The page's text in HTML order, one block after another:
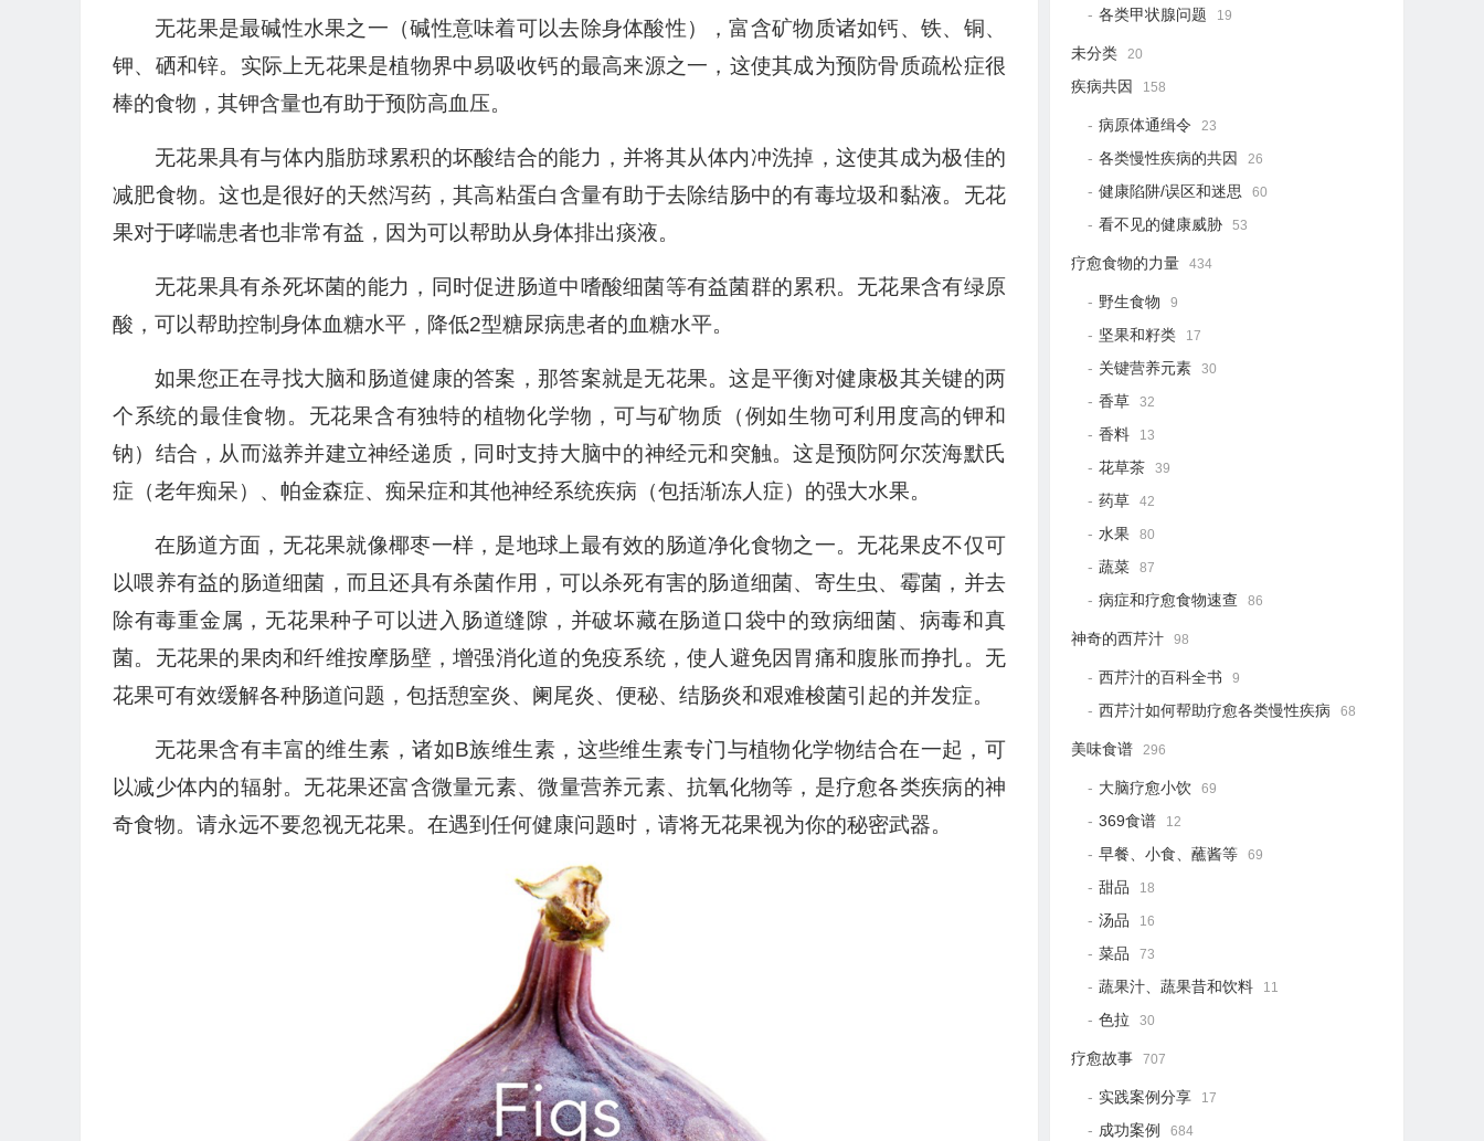
无花果是最碱性水果之一（碱性意味着可以去除身体酸性），富含矿物质诸如钙、铁、铜、
钾、硒和锌。实际上无花果是植物界中易吸收钙的最高来源之一，这使其成为预防骨质疏松症很
棒的食物，其钾含量也有助于预防高血压。
无花果具有与体内脂肪球累积的坏酸结合的能力，并将其从体内冲洗掉，这使其成为极佳的
减肥食物。这也是很好的天然泻药，其高粘蛋白含量有助于去除结肠中的有毒垃圾和黏液。无花
果对于哮喘患者也非常有益，因为可以帮助从身体排出痰液。
无花果具有杀死坏菌的能力，同时促进肠道中嗜酸细菌等有益菌群的累积。无花果含有绿原
酸，可以帮助控制身体血糖水平，降低2型糖尿病患者的血糖水平。
如果您正在寻找大脑和肠道健康的答案，那答案就是无花果。这是平衡对健康极其关键的两
个系统的最佳食物。无花果含有独特的植物化学物，可与矿物质（例如生物可利用度高的钾和
钠）结合，从而滋养并建立神经递质，同时支持大脑中的神经元和突触。这是预防阿尔茨海默氏
症（老年痴呆）、帕金森症、痴呆症和其他神经系统疾病（包括渐冻人症）的强大水果。
在肠道方面，无花果就像椰枣一样，是地球上最有效的肠道净化食物之一。无花果皮不仅可
以喂养有益的肠道细菌，而且还具有杀菌作用，可以杀死有害的肠道细菌、寄生虫、霉菌，并去
除有毒重金属，无花果种子可以进入肠道缝隙，并破坏藏在肠道口袋中的致病细菌、病毒和真
菌。无花果的果肉和纤维按摩肠壁，增强消化道的免疫系统，使人避免因胃痛和腹胀而挣扎。无
花果可有效缓解各种肠道问题，包括憩室炎、阑尾炎、便秘、结肠炎和艰难梭菌引起的并发症。
无花果含有丰富的维生素，诸如B族维生素，这些维生素专门与植物化学物结合在一起，可
以减少体内的辐射。无花果还富含微量元素、微量营养元素、抗氧化物等，是疗愈各类疾病的神
奇食物。请永远不要忽视无花果。在遇到任何健康问题时，请将无花果视为你的秘密武器。
各类甲状腺问题 19
未分类 20
疾病共因 158
病原体通缉令 23
各类慢性疾病的共因 26
健康陷阱/误区和迷思 60
看不见的健康威胁 53
疗愈食物的力量 434
野生食物 9
坚果和籽类 17
关键营养元素 30
香草 32
香料 13
花草茶 39
药草 42
水果 80
蔬菜 87
病症和疗愈食物速查 86
神奇的西芹汁 98
西芹汁的百科全书 9
西芹汁如何帮助疗愈各类慢性疾病 68
美味食谱 296
大脑疗愈小饮 69
369食谱 12
早餐、小食、蘸酱等 69
甜品 18
汤品 16
菜品 73
蔬果汁、蔬果昔和饮料 11
色拉 30
疗愈故事 707
实践案例分享 17
成功案例 684